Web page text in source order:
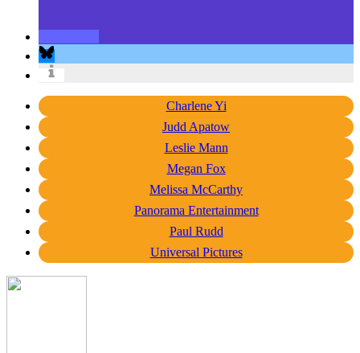
Charlene Yi
Judd Apatow
Leslie Mann
Megan Fox
Melissa McCarthy
Panorama Entertainment
Paul Rudd
Universal Pictures